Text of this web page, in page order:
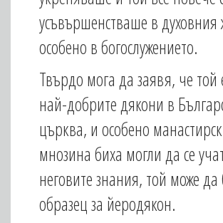
усъвършенстваше в духовния
особено в богослужението.
Твърдо мога да заявя, че той
най-добрите дякони в
църква, и особено
мнозина биха могли да се
неговите знания, той може
образец за йеродякон.